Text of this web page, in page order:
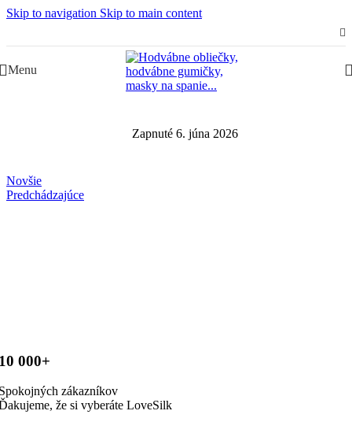
Skip to navigation Skip to main content
Menu
Zapnuté 6. júna 2026
Novšie
Predchádzajúce
000+
zákazníkov
že si vyberáte LoveSilk